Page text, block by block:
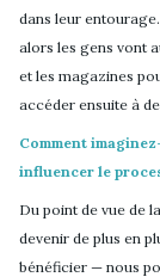
dans leur
alors les gens vont
et les magazines
accéder ensuite à
Comment
influencer le
Du point de vue de
devenir de plus en
bénéficier — nous